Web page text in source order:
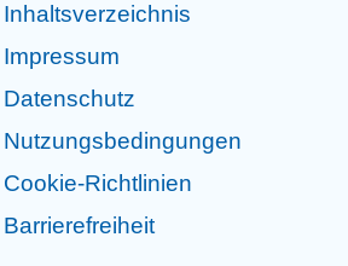
Inhaltsverzeichnis
Impressum
Datenschutz
Nutzungsbedingungen
Cookie-Richtlinien
Barrierefreiheit